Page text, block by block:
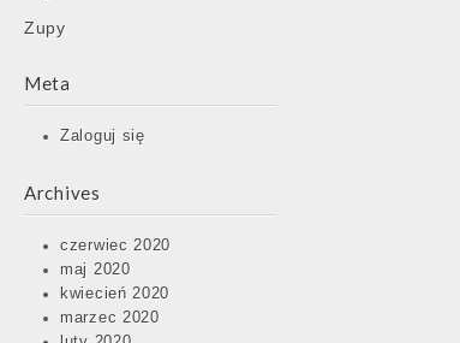
Zupy
Meta
Zaloguj się
Archives
czerwiec 2020
maj 2020
kwiecień 2020
marzec 2020